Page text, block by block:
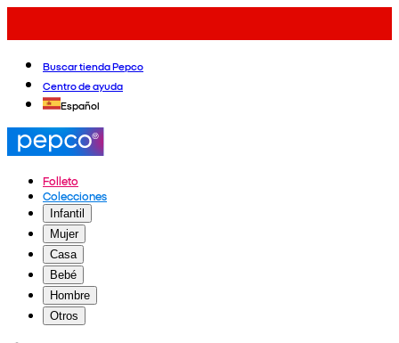
Buscar tienda Pepco
Centro de ayuda
Español
Folleto
Colecciones
Infantil
Mujer
Casa
Bebé
Hombre
Otros